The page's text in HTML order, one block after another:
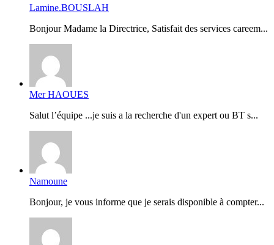
Lamine.BOUSLAH
Bonjour Madame la Directrice, Satisfait des services careem...
Mer HAOUES
Salut l’équipe ...je suis a la recherche d'un expert ou BT s...
Namoune
Bonjour, je vous informe que je serais disponible à compter...